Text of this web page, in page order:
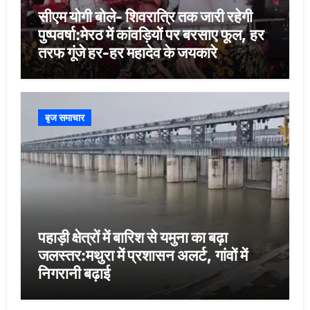
सीएम योगी बोले- शिवरात्रि तक जारी रहेगी
पुष्पवर्षा:मेरठ में कांवड़ियों पर बरसाए फूल, हर
तरफ गूंजे हर-हर महादेव के जयकारे
बृज समाचार
पहाड़ी क्षेत्रों में बारिश से यमुना का बढ़ा
जलस्तर:मथुरा में प्रशासन अलर्ट, गांवों में
निगरानी बढ़ाई